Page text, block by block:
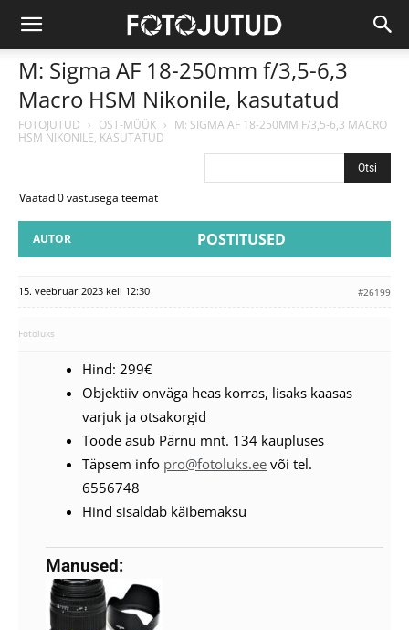
M: Sigma AF 18-250mm f/3,5-6,3
Macro HSM Nikonile, kasutatud
FOTOJUTUD › OST-MÜÜK › M: SIGMA AF 18-250MM F/3,5-6,3 MACRO
HSM NIKONILE, KASUTATUD
Vaatad 0 vastusega teemat
AUTOR POSTITUSED
15. veebruar 2023 kell 12:30 #26199
Fotoluks
Hind: 299€
Objektiiv onväga heas korras, lisaks kaasas
varjuk ja otsakorgid
Toode asub Pärnu mnt. 134 kaupluses
Täpsem info pro@fotoluks.ee või tel.
6556748
Hind sisaldab käibemaksu
Manused: